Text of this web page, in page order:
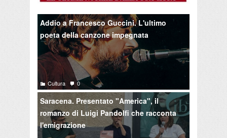
Addio a Francesco Guccini. L'ultimo
poeta della canzone impegnata
Cultura 0
Saracena. Presentato "America", il
romanzo di Luigi Pandolfi che racconta
l'emigrazione